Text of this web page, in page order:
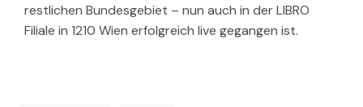
restlichen Bundesgebiet – nun auch in der LIBRO
Filiale in 1210 Wien erfolgreich live gegangen ist.